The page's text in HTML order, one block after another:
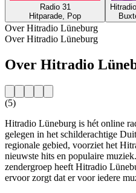
Radio 31
Hitparade, Pop
Over Hitradio Lüneburg
Over Hitradio Lüneburg
Over Hitradio
(5)
Hitradio Lüneburg is hét online
gelegen in het schilderachtige
regionale gebied, voorziet het
nieuwste hits en populaire
zendergroep heeft Hitradio
ervoor zorgt dat er voor iedere